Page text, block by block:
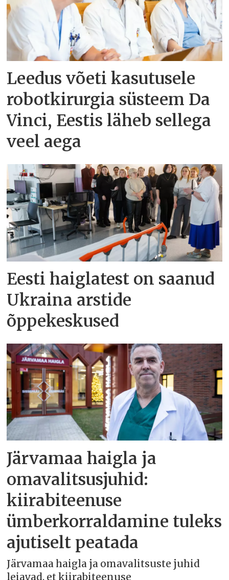
Leedus võeti kasutusele
robotkirurgia süsteem Da
Vinci, Eestis läheb sellega
veel aega
Eesti haiglatest on saanud
Ukraina arstide
õppekeskused
Järvamaa haigla ja
omavalitsusjuhid:
kiirabiteenuse
ümberkorraldamine tuleks
ajutiselt peatada
Järvamaa haigla ja omavalitsuste juhid
leiavad, et kiirabiteenuse